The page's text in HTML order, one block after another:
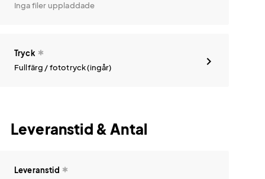
Inga filer uppladdade
Tryck
Fullfärg / fototryck (ingår)
Leveranstid & Antal
Leveranstid